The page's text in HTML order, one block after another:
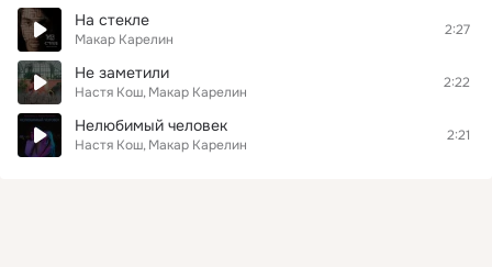
На стекле
Макар Карелин
2:27
Не заметили
Настя Кош Макар Карелин
2:22
Нелюбимый человек
Настя Кош Макар Карелин
2:21